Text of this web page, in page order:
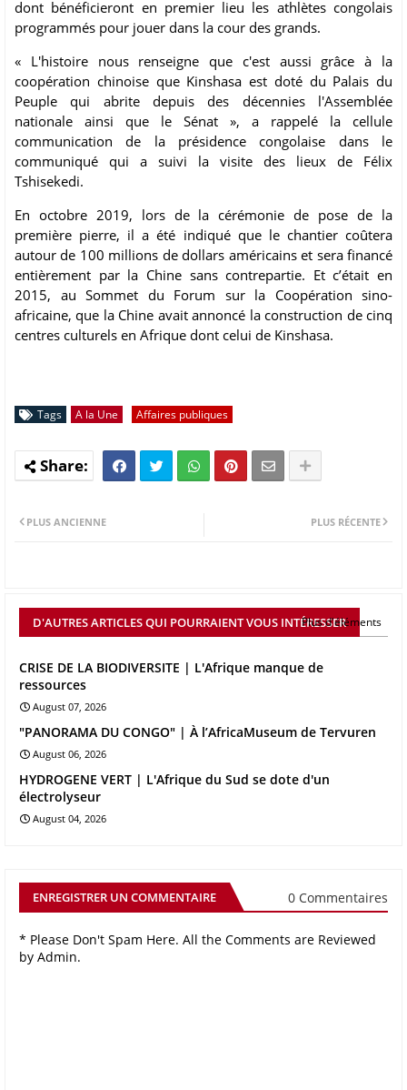
dont bénéficieront en premier lieu les athlètes congolais
programmés pour jouer dans la cour des grands.
« L'histoire nous renseigne que c'est aussi grâce à la
coopération chinoise que Kinshasa est doté du Palais du
Peuple qui abrite depuis des décennies l'Assemblée
nationale ainsi que le Sénat », a rappelé la cellule
communication de la présidence congolaise dans le
communiqué qui a suivi la visite des lieux de Félix
Tshisekedi.
En octobre 2019, lors de la cérémonie de pose de la
première pierre, il a été indiqué que le chantier coûtera
autour de 100 millions de dollars américains et sera financé
entièrement par la Chine sans contrepartie. Et c’était en
2015, au Sommet du Forum sur la Coopération sino-
africaine, que la Chine avait annoncé la construction de cinq
centres culturels en Afrique dont celui de Kinshasa.
Tags A la Une Affaires publiques
PLUS RÉCENTE
PLUS ANCIENNE
D'AUTRES ARTICLES QUI POURRAIENT VOUS INTÉRESSER
Plus d'éléments
CRISE DE LA BIODIVERSITE | L'Afrique manque de
ressources
August 07, 2026
"PANORAMA DU CONGO" | À l’AfricaMuseum de Tervuren
August 06, 2026
HYDROGENE VERT | L'Afrique du Sud se dote d'un
électrolyseur
August 04, 2026
ENREGISTRER UN COMMENTAIRE 0 Commentaires
* Please Don't Spam Here. All the Comments are Reviewed
by Admin.